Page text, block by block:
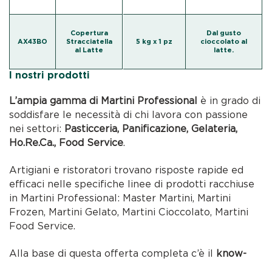
AX43BO
Copertura
Stracciatella
al Latte
5 kg x 1 pz
Dal gusto
cioccolato al
latte.
I nostri prodotti
L’ampia gamma di Martini Professional è in grado di
soddisfare le necessità di chi lavora con passione
nei settori: Pasticceria, Panificazione, Gelateria,
Ho.Re.Ca., Food Service.
Artigiani e ristoratori trovano risposte rapide ed
efficaci nelle specifiche linee di prodotti racchiuse
in Martini Professional: Master Martini, Martini
Frozen, Martini Gelato, Martini Cioccolato, Martini
Food Service.
Alla base di questa offerta completa c’è il know-